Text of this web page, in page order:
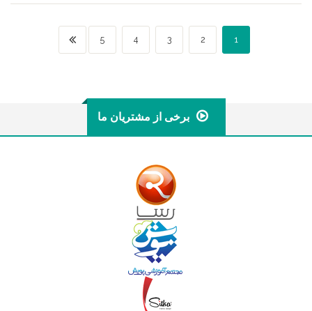
1
2
3
4
5
برخی از مشتریان ما